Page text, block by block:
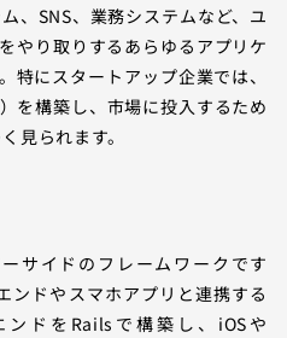
、SNS、業務システムなど、ユ
やり取りするあらゆるアプリケ
特にスタートアップ企業では、
を構築し、市場に投入するため
見られます。
サイドのフレームワークです
ンドやスマホアプリと連携する
ドをRailsで構築し、iOSや